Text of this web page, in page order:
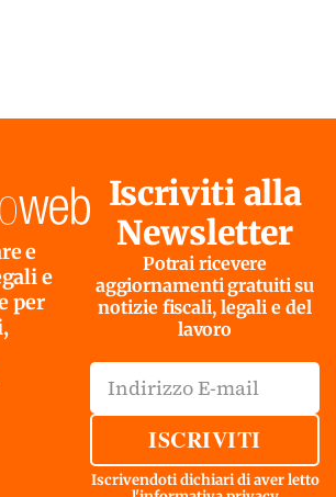
e
e
per
Iscriviti alla
Newsletter
Potrai ricevere
aggiornamenti gratuiti su
notizie fiscali, legali e del
lavoro
ISCRIVITI
Iscrivendoti dichiari di aver letto